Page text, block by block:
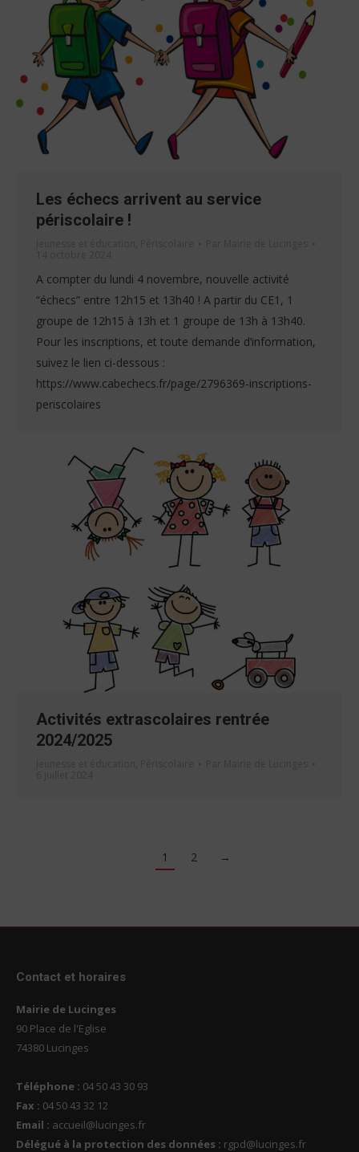
Les échecs arrivent au service
périscolaire !
A compter du lundi 4 novembre, nouvelle activité
“échecs” entre 12h15 et 13h40 ! A partir du CE1, 1
groupe de 12h15 à 13h et 1 groupe de 13h à 13h40.
Pour les inscriptions, et toute demande d’information,
suivez le lien ci-dessous :
https://www.cabechecs.fr/page/2796369-inscriptions-
periscolaires
Activités extrascolaires rentrée
2024/2025
1 2 →
Contact et horaires
Mairie de Lucinges
90 Place de l'Eglise
74380 Lucinges
Téléphone : 04 50 43 30 93
Fax : 04 50 43 32 12
Email : accueil@lucinges.fr
Délégué à la protection des données : rgpd@lucinges.fr